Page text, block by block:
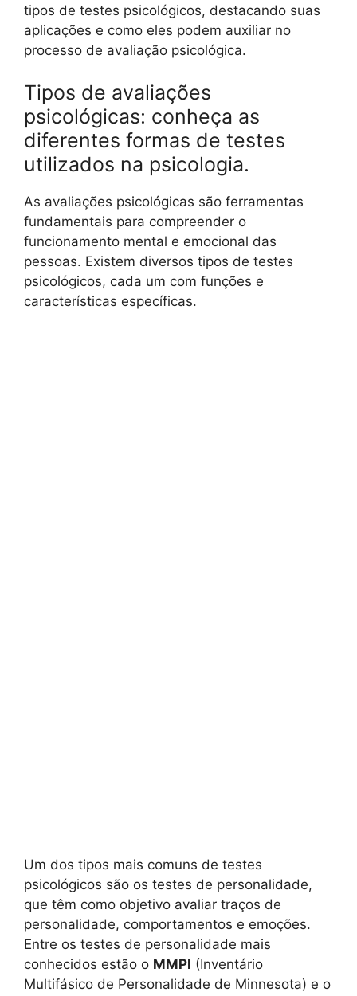
tipos de testes psicológicos, destacando suas
aplicações e como eles podem auxiliar no
processo de avaliação psicológica.
Tipos de avaliações
psicológicas: conheça as
diferentes formas de testes
utilizados na psicologia.
As avaliações psicológicas são ferramentas
fundamentais para compreender o
funcionamento mental e emocional das
pessoas. Existem diversos tipos de testes
psicológicos, cada um com funções e
características específicas.
Um dos tipos mais comuns de testes
psicológicos são os testes de personalidade,
que têm como objetivo avaliar traços de
personalidade, comportamentos e emoções.
Entre os testes de personalidade mais
conhecidos estão o MMPI (Inventário
Multifásico de Personalidade de Minnesota) e o